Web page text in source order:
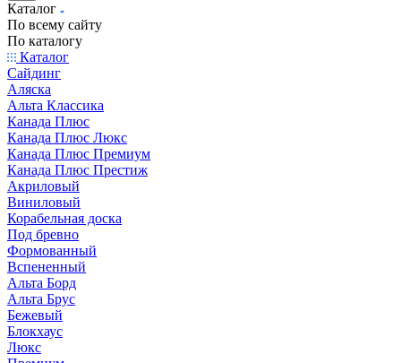
Каталог
По всему сайту
По каталогу
Каталог
Сайдинг
Аляска
Альта Классика
Канада Плюс
Канада Плюс Люкс
Канада Плюс Премиум
Канада Плюс Престиж
Акриловый
Виниловый
Корабельная доска
Под бревно
Формованный
Вспененный
Альта Борд
Альта Брус
Бежевый
Блокхаус
Люкс